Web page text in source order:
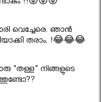
!!😝😝😝
വെച്ചേരെ. ഞാൻ
തരാം. !😂😂😂
"തള്ള" നിങ്ങളുടെ